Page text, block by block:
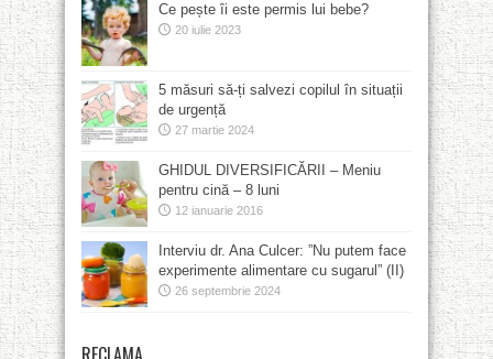
Ce pește îi este permis lui bebe?
20 iulie 2023
5 măsuri să-ți salvezi copilul în situații
de urgență
27 martie 2024
GHIDUL DIVERSIFICĂRII – Meniu
pentru cină – 8 luni
12 ianuarie 2016
Interviu dr. Ana Culcer: ”Nu putem face
experimente alimentare cu sugarul” (II)
26 septembrie 2024